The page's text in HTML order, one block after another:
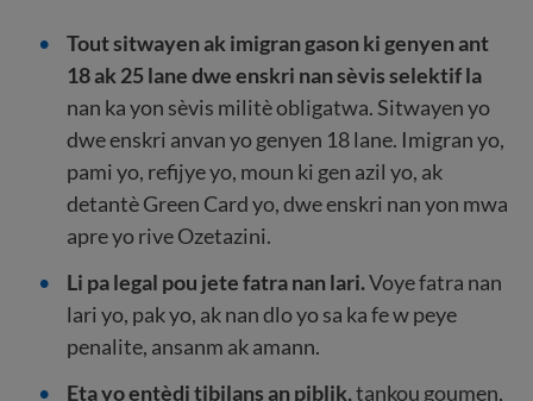
Tout sitwayen ak imigran gason ki genyen ant
18 ak 25 lane dwe enskri nan sèvis selektif la
nan ka yon sèvis militè obligatwa. Sitwayen yo
dwe enskri anvan yo genyen 18 lane. Imigran yo,
pami yo, refijye yo, moun ki gen azil yo, ak
detantè Green Card yo, dwe enskri nan yon mwa
apre yo rive Ozetazini.
Li pa legal pou jete fatra nan lari.Voye fatra nan
lari yo, pak yo, ak nan dlo yo sa ka fe w peye
penalite, ansanm ak amann.
Eta yo entèdi tibilans an piblik,tankou goumen,